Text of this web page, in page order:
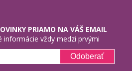
PRIAMO NA VÁŠ EMAIL
informácie vždy medzi prvými
Odoberať